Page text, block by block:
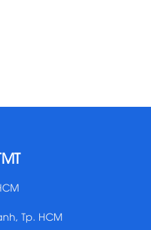
Tp. HCM